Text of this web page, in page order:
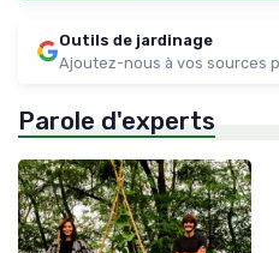
Outils de jardinage
Ajoutez-nous à vos sources
Parole d'experts